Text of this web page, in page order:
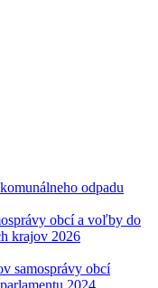
odpadu
obcí a voľby do
krajov 2026
samosprávy obcí
2024